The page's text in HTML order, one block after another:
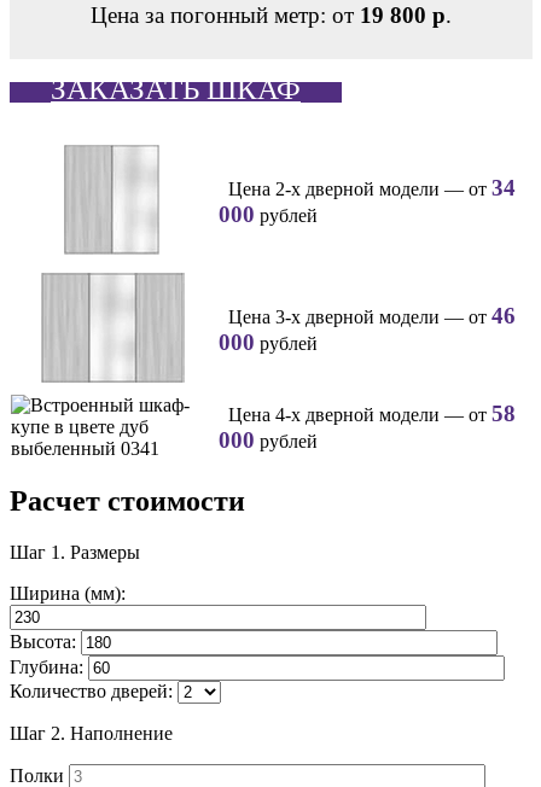
Цена за погонный метр: от 19 800 р.
ЗАКАЗАТЬ ШКАФ
Цена 2-х дверной модели — от 34
000 рублей
Цена 3-х дверной модели — от 46
000 рублей
Цена 4-х дверной модели — от 58
000 рублей
Расчет стоимости
Шаг 1. Размеры
Ширина (мм):
Высота:
Глубина:
Количество дверей:
Шаг 2. Наполнение
Полки